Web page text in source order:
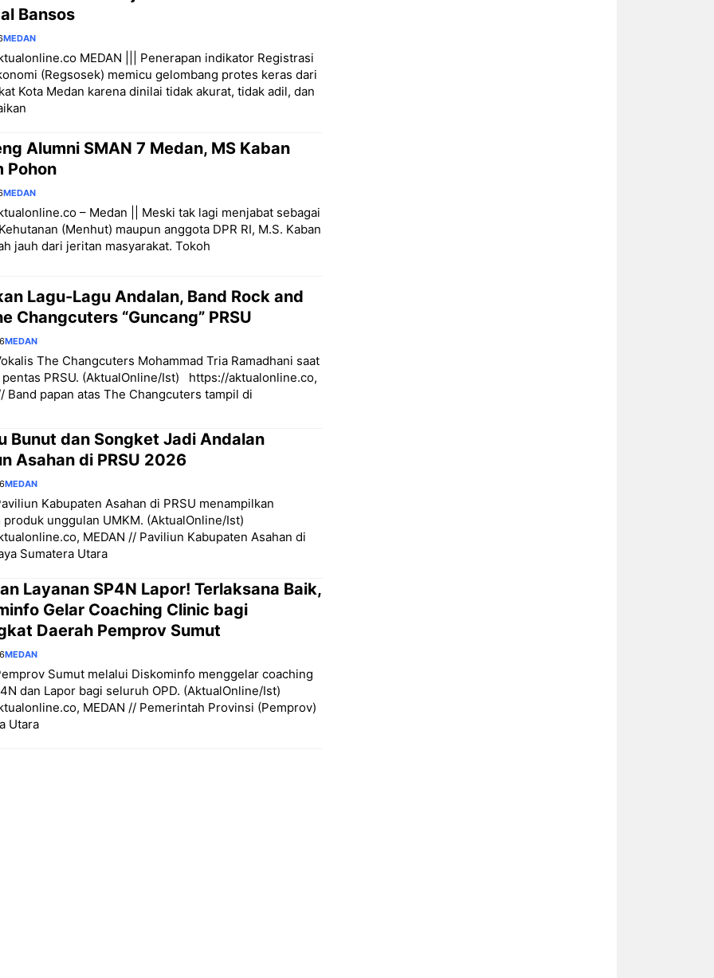
Bansos
MEDAN
MEDAN ||| Penerapan indikator Registrasi
(Regsosek) memicu gelombang protes keras dari
Kota Medan karena dinilai tidak akurat, tidak adil, dan
Alumni SMAN 7 Medan, MS Kaban
Pohon
MEDAN
– Medan || Meski tak lagi menjabat sebagai
(Menhut) maupun anggota DPR RI, M.S. Kaban
jauh dari jeritan masyarakat. Tokoh
Lagu-Lagu Andalan, Band Rock and
Changcuters “Guncang” PRSU
MEDAN
The Changcuters Mohammad Tria Ramadhani saat
PRSU. (AktualOnline/Ist) https://aktualonline.co,
Band papan atas The Changcuters tampil di
Bunut dan Songket Jadi Andalan
Asahan di PRSU 2026
MEDAN
Kabupaten Asahan di PRSU menampilkan
produk unggulan UMKM. (AktualOnline/Ist)
MEDAN // Paviliun Kabupaten Asahan di
Sumatera Utara
Layanan SP4N Lapor! Terlaksana Baik,
Gelar Coaching Clinic bagi
Daerah Pemprov Sumut
MEDAN
Sumut melalui Diskominfo menggelar coaching
dan Lapor bagi seluruh OPD. (AktualOnline/Ist)
MEDAN // Pemerintah Provinsi (Pemprov)
Utara